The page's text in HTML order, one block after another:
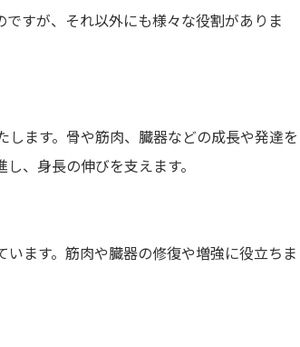
すが、それ以外にも様々な役割がありま
ます。骨や筋肉、臓器などの成長や発達を
、身長の伸びを支えます。
ます。筋肉や臓器の修復や増強に役立ちま